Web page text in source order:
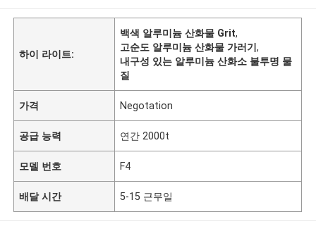
하이 라이트:
백색 알루미늄 산화물 Grit,
고순도 알루미늄 산화물 가러기,
내구성 있는 알루미늄 산화소 불투명 물
질
가격 Negotation
공급 능력 연간 2000t
모델 번호 F4
배달 시간 5-15 근무일